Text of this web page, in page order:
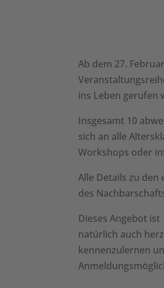
Ab dem 27.
ins Leben gerufen
Insgesamt 10
sich an alle
Workshops oder
Alle Details zu
des
Dieses Angebot
natürlich auch
kennenzulernen